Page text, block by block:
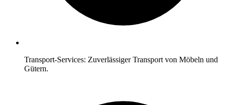
Transport-Services: Zuverlässiger Transport von Möbeln und
Gütern.